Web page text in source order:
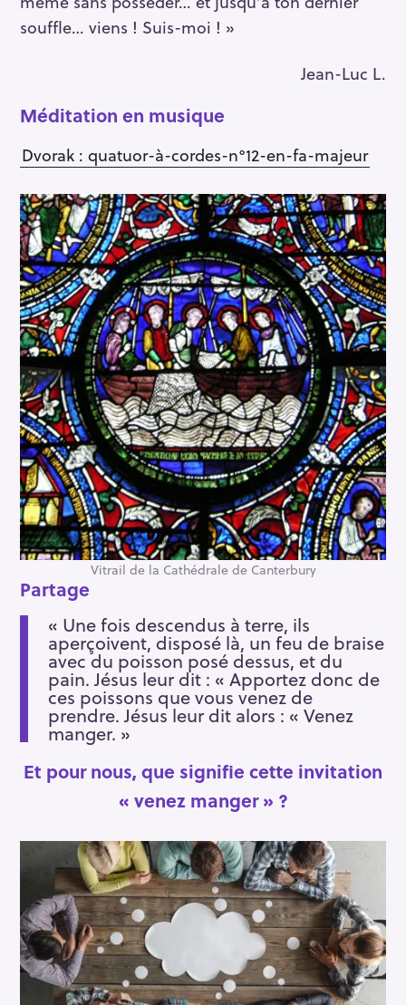
souffle… viens ! Suis-moi ! »
Jean-Luc L.
Méditation en musique
Dvorak : quatuor-à-cordes-n°12-en-fa-majeur
Vitrail de la Cathédrale de Canterbury
Partage
« Une fois descendus à terre, ils
aperçoivent, disposé là, un feu de braise
avec du poisson posé dessus, et du
pain. Jésus leur dit : « Apportez donc de
ces poissons que vous venez de
prendre. Jésus leur dit alors : « Venez
manger. »
Et pour nous, que signifie cette invitation
« venez manger » ?